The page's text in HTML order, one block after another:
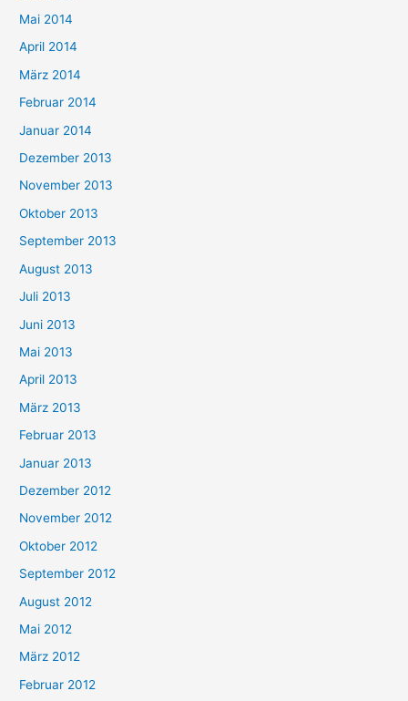
Mai 2014
April 2014
März 2014
Februar 2014
Januar 2014
Dezember 2013
November 2013
Oktober 2013
September 2013
August 2013
Juli 2013
Juni 2013
Mai 2013
April 2013
März 2013
Februar 2013
Januar 2013
Dezember 2012
November 2012
Oktober 2012
September 2012
August 2012
Mai 2012
März 2012
Februar 2012